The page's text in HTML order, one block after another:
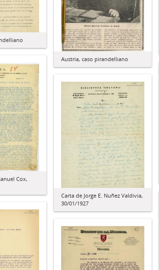
Austria, caso pirandelliano
Cox,
Carta de Jorge E. Nuñez Valdivia,
30/01/1927